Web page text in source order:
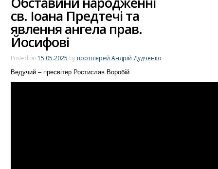
св. Іоана Предтечі та
явлення ангела прав.
Йосифові
Posted on 15.05.2025 by протоієрей Андрій Дудченко
Ведучий – пресвітер Ростислав Воробій